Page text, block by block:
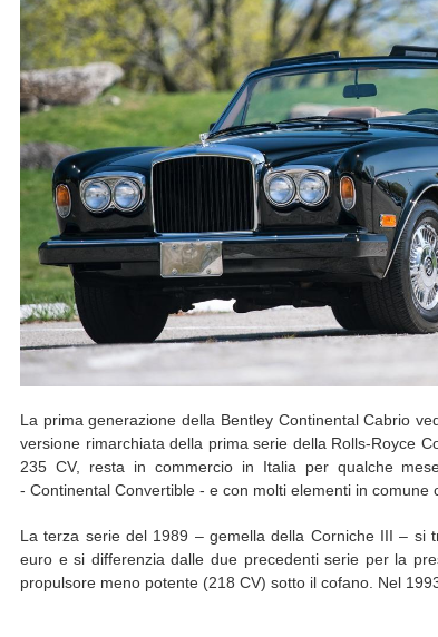
La prima generazione della Bentley Continental Cabrio
versione rimarchiata della prima serie della Rolls-Royce
235 CV, resta in commercio in Italia per qualche
- Continental Convertible - e con molti elementi in comune
La terza serie del 1989 – gemella della Corniche III – si
euro e si differenzia dalle due precedenti serie per la
propulsore meno potente (218 CV) sotto il cofano. Nel